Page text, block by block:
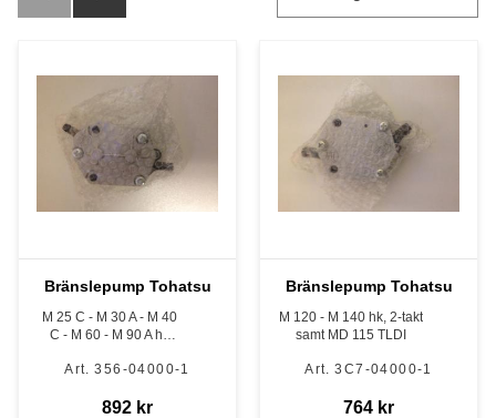
Bränslepump Tohatsu
M 25 C - M 30 A - M 40
C - M 60 - M 90 A hk
MD 90 hk TLDI och MD
356-04000-1
892 kr
Bränslepump Tohatsu
M 120 - M 140 hk, 2-takt
samt MD 115 TLDI
3C7-04000-1
764 kr